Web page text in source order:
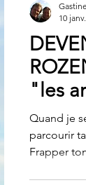
"les
Quand je
parcourir
Frapper
10